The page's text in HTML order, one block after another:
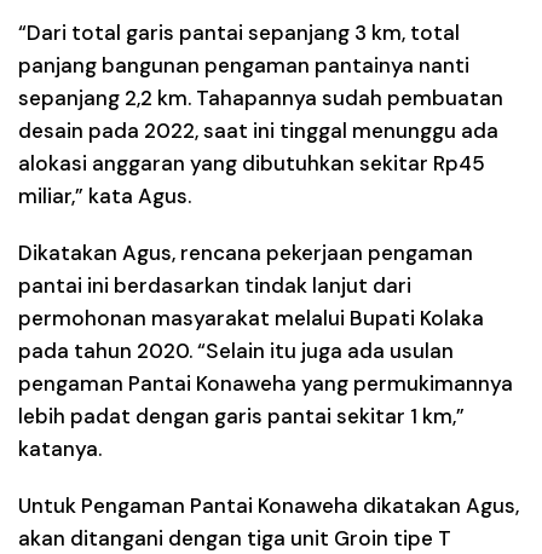
“Dari total garis pantai sepanjang 3 km, total
panjang bangunan pengaman pantainya nanti
sepanjang 2,2 km. Tahapannya sudah pembuatan
desain pada 2022, saat ini tinggal menunggu ada
alokasi anggaran yang dibutuhkan sekitar Rp45
miliar,” kata Agus.
Dikatakan Agus, rencana pekerjaan pengaman
pantai ini berdasarkan tindak lanjut dari
permohonan masyarakat melalui Bupati Kolaka
pada tahun 2020. “Selain itu juga ada usulan
pengaman Pantai Konaweha yang permukimannya
lebih padat dengan garis pantai sekitar 1 km,”
katanya.
Untuk Pengaman Pantai Konaweha dikatakan Agus,
akan ditangani dengan tiga unit Groin tipe T